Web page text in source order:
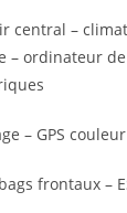
central –
– ordinateur
– GPS
frontaux –